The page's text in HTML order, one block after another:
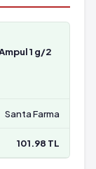
1 g/2
Santa Farma
101.98 TL